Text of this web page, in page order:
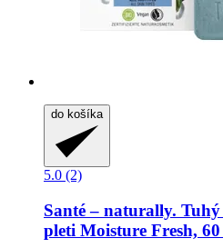
do košíka
5.0 (2)
Santé – naturally.
pleti Moisture Fresh, 60